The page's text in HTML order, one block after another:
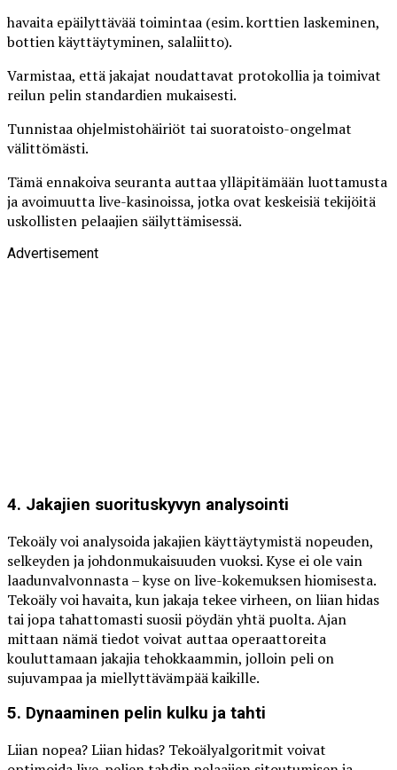
havaita epäilyttävää toimintaa (esim. korttien laskeminen,
bottien käyttäytyminen, salaliitto).
Varmistaa, että jakajat noudattavat protokollia ja toimivat
reilun pelin standardien mukaisesti.
Tunnistaa ohjelmistohäiriöt tai suoratoisto-ongelmat
välittömästi.
Tämä ennakoiva seuranta auttaa ylläpitämään luottamusta
ja avoimuutta live-kasinoissa, jotka ovat keskeisiä tekijöitä
uskollisten pelaajien säilyttämisessä.
Advertisement
4. Jakajien suorituskyvyn analysointi
Tekoäly voi analysoida jakajien käyttäytymistä nopeuden,
selkeyden ja johdonmukaisuuden vuoksi. Kyse ei ole vain
laadunvalvonnasta – kyse on live-kokemuksen hiomisesta.
Tekoäly voi havaita, kun jakaja tekee virheen, on liian hidas
tai jopa tahattomasti suosii pöydän yhtä puolta. Ajan
mittaan nämä tiedot voivat auttaa operaattoreita
kouluttamaan jakajia tehokkaammin, jolloin peli on
sujuvampaa ja miellyttävämpää kaikille.
5. Dynaaminen pelin kulku ja tahti
Liian nopea? Liian hidas? Tekoälyalgoritmit voivat